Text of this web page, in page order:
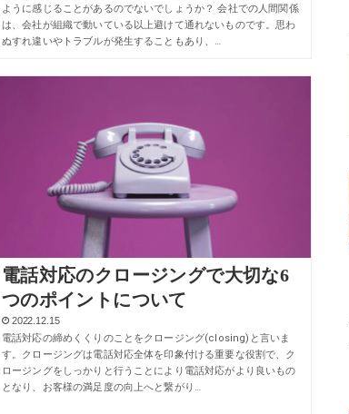
ように感じることがあるのでないでしょうか？ 会社での人間関係
は、会社が組織で動いている以上避けて通れないものです。思わ
ぬすれ違いやトラブルが発生することもあり、…
電話対応のクロージングで大切な6
つのポイントについて
2022.12.15
電話対応の締めくくりのことをクロージング(closing)と言いま
す。クロージングは電話対応全体を印象付ける重要な役割で、ク
ロージングをしっかりと行うことにより電話対応がより良いもの
となり、お客様の満足度の向上へと繋がり…